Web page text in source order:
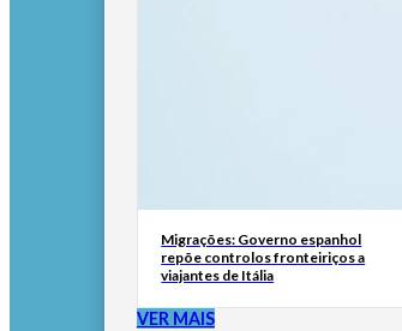
Migrações: Governo espanhol
repõe controlos fronteiriços a
viajantes de Itália
VER MAIS